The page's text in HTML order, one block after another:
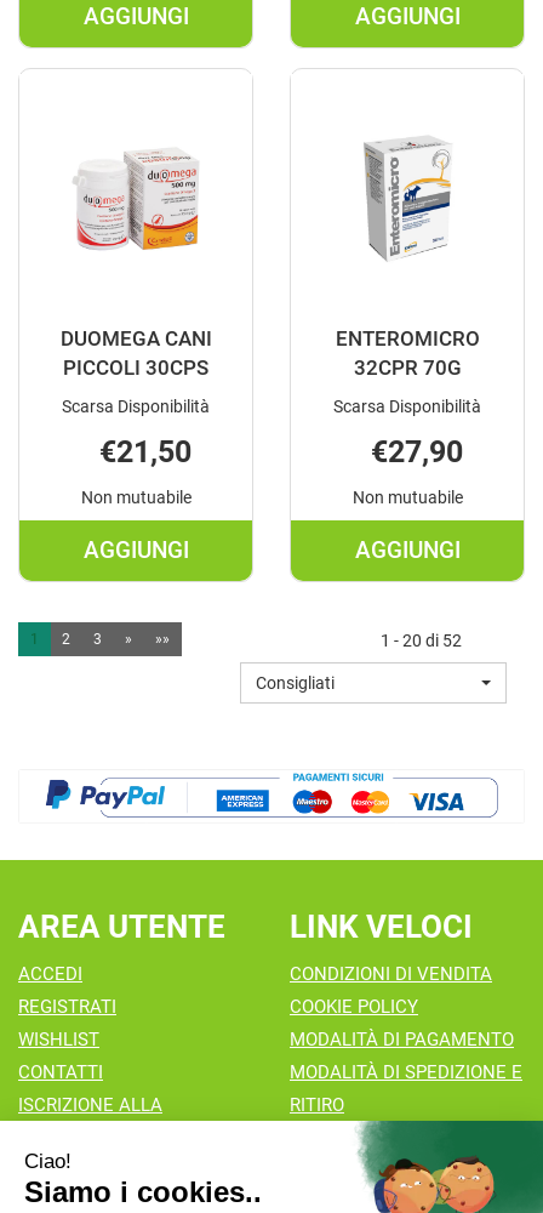
AGGIUNGI
AGGIUNGI CYSTOCURE
FORTE
AGGIUNGI
AGGIUNGI
CANI
30CPS AL
CARRELLO
DUOMEGA CANI
PICCOLI 30CPS
Scarsa Disponibilità
€21,50
Non mutuabile
AGGIUNGI
AGGIUNGI DUOMEGA
PICCOLI
30CPS AL
CARRELLO
ENTEROMICRO
32CPR 70G
Scarsa Disponibilità
€27,90
Non mutuabile
AGGIUNGI
AGGIUNGI
70G AL
CARRELLO
1 2 3 » »» 1 - 20 di 52
Consigliati
AREA UTENTE
ACCEDI
REGISTRATI
WISHLIST
CONTATTI
ISCRIZIONE ALLA
LINK VELOCI
CONDIZIONI DI VENDITA
COOKIE POLICY
MODALITÀ DI PAGAMENTO
MODALITÀ DI SPEDIZIONE E
RITIRO